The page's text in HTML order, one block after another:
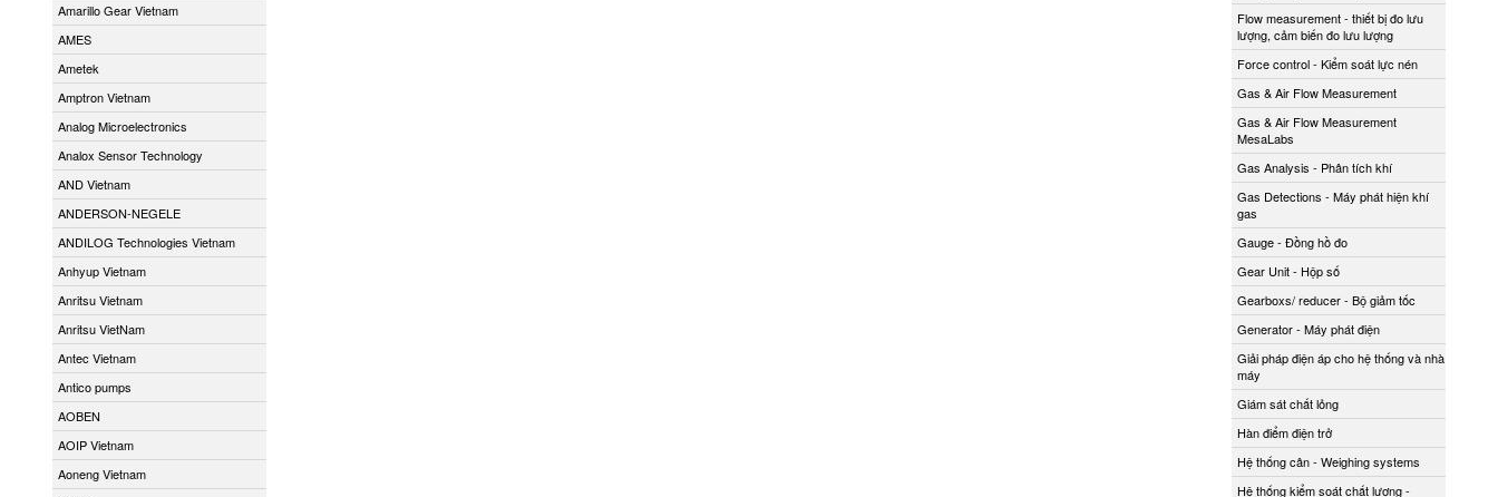
Amarillo Gear Vietnam
AMES
Ametek
Amptron Vietnam
Analog Microelectronics
Analox Sensor Technology
AND Vietnam
ANDERSON-NEGELE
ANDILOG Technologies Vietnam
Anhyup Vietnam
Anritsu Vietnam
Anritsu VietNam
Antec Vietnam
Antico pumps
AOBEN
AOIP Vietnam
Aoneng Vietnam
Flow measurement - thiết bị đo lưu
lượng, cảm biến đo lưu lượng
Force control - Kiểm soát lực nén
Gas & Air Flow Measurement
Gas & Air Flow Measurement
MesaLabs
Gas Analysis - Phân tích khí
Gas Detections - Máy phát hiện khí
gas
Gauge - Đồng hồ đo
Gear Unit - Hộp số
Gearboxs/ reducer - Bộ giảm tốc
Generator - Máy phát điện
Giải pháp điện áp cho hệ thống và nhà
máy
Giám sát chất lỏng
Hàn điểm điện trở
Hệ thống cân - Weighing systems
Hệ thống kiểm soát chất lượng -